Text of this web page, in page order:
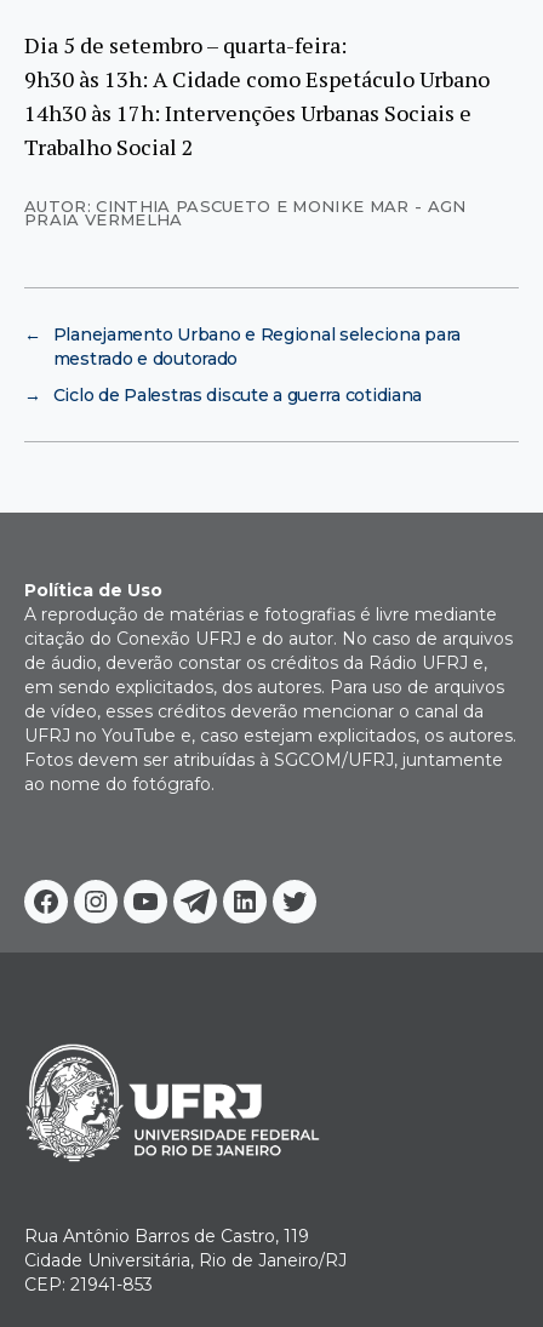
Dia 5 de setembro – quarta-feira:
9h30 às 13h: A Cidade como Espetáculo Urbano
14h30 às 17h: Intervenções Urbanas Sociais e
Trabalho Social 2
AUTOR: CINTHIA PASCUETO E MONIKE MAR - AGN
PRAIA VERMELHA
←
Planejamento Urbano e Regional seleciona para
mestrado e doutorado
→
Ciclo de Palestras discute a guerra cotidiana
Facebook
Instagram
YoutubeTelegram
Linkedin
Twitter
Política de Uso
A reprodução de matérias e fotografias é livre mediante
citação do Conexão UFRJ e do autor. No caso de arquivos
de áudio, deverão constar os créditos da Rádio UFRJ e,
em sendo explicitados, dos autores. Para uso de arquivos
de vídeo, esses créditos deverão mencionar o canal da
UFRJ no YouTube e, caso estejam explicitados, os autores.
Fotos devem ser atribuídas à SGCOM/UFRJ, juntamente
ao nome do fotógrafo.
Rua Antônio Barros de Castro, 119
Cidade Universitária, Rio de Janeiro/RJ
CEP: 21941-853